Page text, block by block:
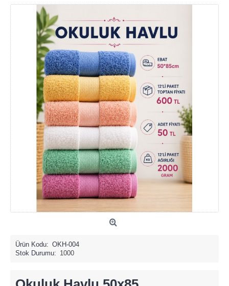
Ürün Kodu: OKH-004
Stok Durumu: 1000